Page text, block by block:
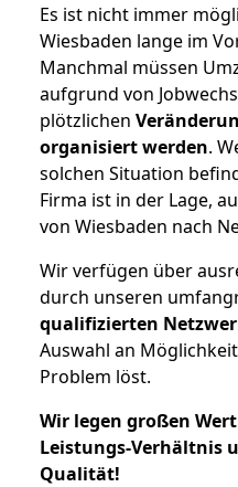
Es ist nicht immer
Wiesbaden lange im
Manchmal müssen
aufgrund von
plötzlichen
organisiert werden.
solchen Situation
Firma ist in der Lage,
von Wiesbaden nach
Wir verfügen über
durch unseren
qualifizierten
Auswahl an
Problem löst.
Wir legen großen
Leistungs-Verhältnis
Qualität!